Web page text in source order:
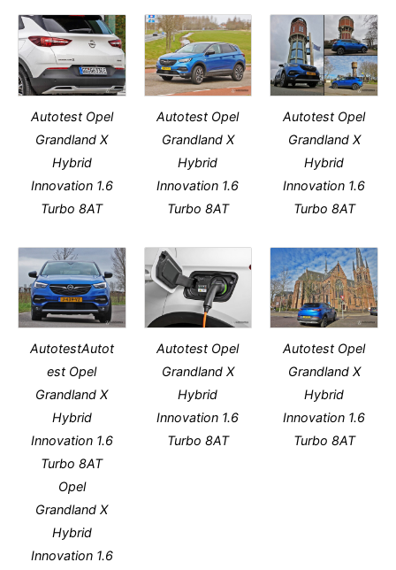
Autotest Opel
Grandland X
Hybrid
Innovation 1.6
Turbo 8AT
Autotest Opel
Grandland X
Hybrid
Innovation 1.6
Turbo 8AT
Autotest Opel
Grandland X
Hybrid
Innovation 1.6
Turbo 8AT
AutotestAutot
est Opel
Grandland X
Hybrid
Innovation 1.6
Turbo 8AT
Opel
Grandland X
Hybrid
Innovation 1.6
Autotest Opel
Grandland X
Hybrid
Innovation 1.6
Turbo 8AT
Autotest Opel
Grandland X
Hybrid
Innovation 1.6
Turbo 8AT